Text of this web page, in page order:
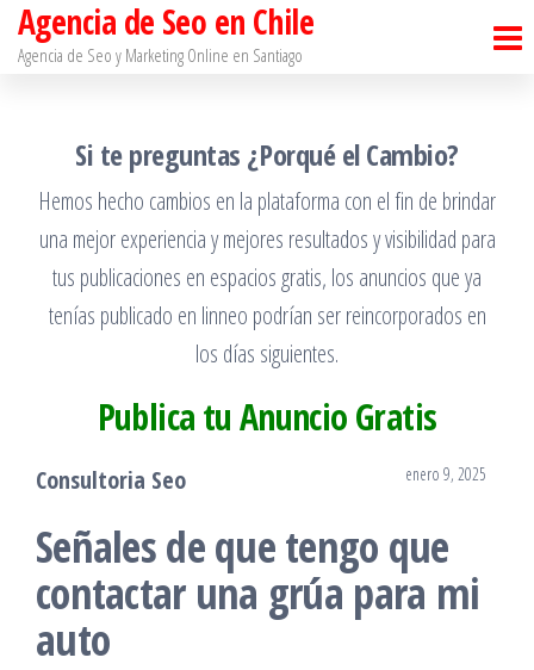
SaltarAgencia de Seo en Chile
Agencia de Seo y Marketing Online en Santiago​
Si te preguntas ¿Porqué el Cambio?
Hemos hecho cambios en la plataforma con el fin de brindar
una mejor experiencia y mejores resultados y visibilidad para
tus publicaciones en espacios gratis, los anuncios que ya
tenías publicado en linneo podrían ser reincorporados en
los días siguientes.
Publica tu Anuncio Gratis
Consultoria Seo enero 9, 2025
Señales de que tengo que
contactar una grúa para mi
auto